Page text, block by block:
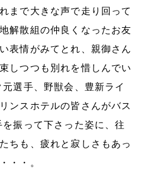
まで大きな声で走り回って
解散組の仲良くなったお友
表情がみてとれ、親御さん
しつつも別れを惜しんでい
選手、野獣会、豊新ライ
ンスホテルの皆さんがバス
振って下さった姿に、往
ちも、疲れと寂しさもあっ
・・。